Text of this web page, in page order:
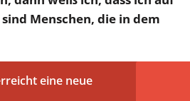
Menschen, die in dem
eine neue